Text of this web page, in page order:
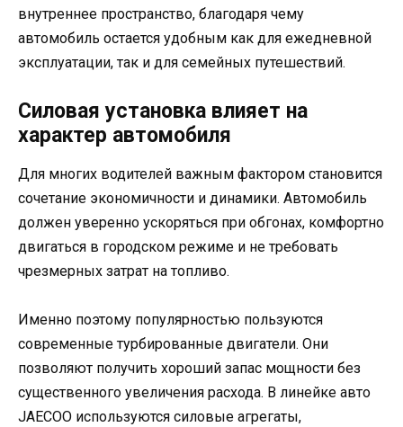
внутреннее пространство, благодаря чему
автомобиль остается удобным как для ежедневной
эксплуатации, так и для семейных путешествий.
Силовая установка влияет на
характер автомобиля
Для многих водителей важным фактором становится
сочетание экономичности и динамики. Автомобиль
должен уверенно ускоряться при обгонах, комфортно
двигаться в городском режиме и не требовать
чрезмерных затрат на топливо.
Именно поэтому популярностью пользуются
современные турбированные двигатели. Они
позволяют получить хороший запас мощности без
существенного увеличения расхода. В линейке авто
JAECOO используются силовые агрегаты,